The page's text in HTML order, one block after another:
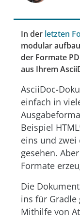
In der letzten
modular
der Formate
aus Ihrem
AsciiDoc-
einfach in
Beispiel
eins und
gesehen.
Formate
Die
ins für Gradle
Mithilfe von